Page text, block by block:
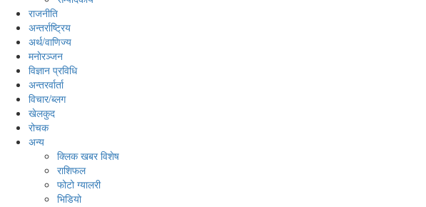
राजनीति
अन्तर्राष्ट्रिय
अर्थ/वाणिज्य
मनाेरञ्जन
विज्ञान प्रविधि
अन्तरर्वार्ता
विचार/ब्लग
खेलकुद
रोचक
अन्य
क्लिक खबर विशेष
राशिफल
फोटो ग्यालरी
भिडियो